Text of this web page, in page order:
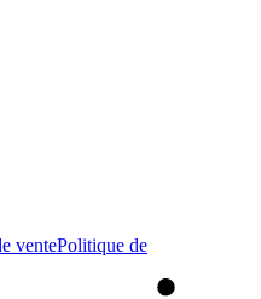
ventePolitique de